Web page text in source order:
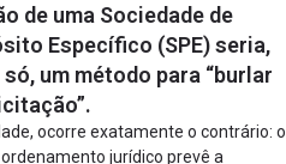
de uma Sociedade de
Específico (SPE) seria,
um método para “burlar
ocorre exatamente o contrário: o
jurídico prevê a